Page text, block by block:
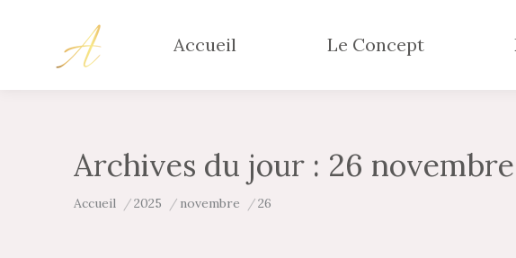
Accueil Le Concept
Archives du jour : 26
Vous êtes ici :
Accueil 2025 novembre 26